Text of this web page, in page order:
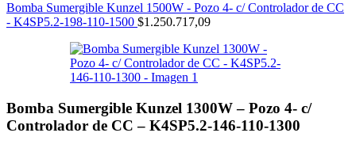
Bomba Sumergible Kunzel 1500W - Pozo 4- c/ Controlador de CC
- K4SP5.2-198-110-1500 $1.250.717,09
Bomba Sumergible Kunzel 1300W – Pozo 4- c/
Controlador de CC – K4SP5.2-146-110-1300